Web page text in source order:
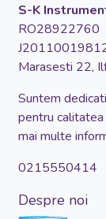
S-K
RO28922760
Marasesti 22,
Suntem
pentru
mai multe
0215550414
Despre noi